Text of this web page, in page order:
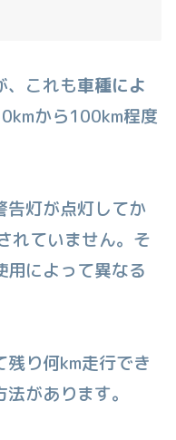
、これも車種によ
から100km程度
告灯が点灯してか
れていません。そ
用によって異なる
り何km走行でき
があります。